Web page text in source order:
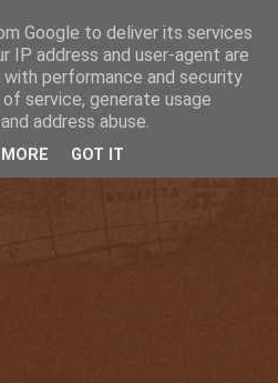
Google to deliver its services
IP address and user-agent are
performance and security
service, generate usage
address abuse.
GOT IT